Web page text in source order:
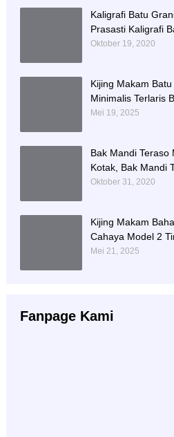
Kaligrafi Batu
Prasasti Kaligrafi
Oktober 19, 2020
Kijing Makam
Minimalis Terlaris
Sejahtera
Mei 19, 2025
Bak Mandi Teraso
Kotak, Bak Mandi
Oktober 31, 2020
Kijing Makam
Cahaya Model 2
Mei 21, 2025
Fanpage Kami